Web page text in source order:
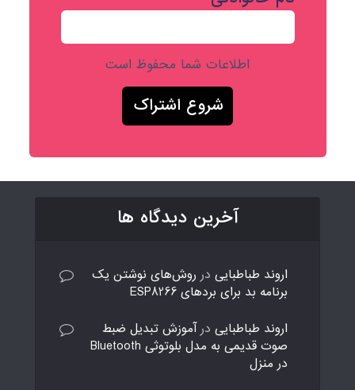
اطلاعات شما محفوظ است
آخرین دیدگاه ها
اروند طباطبایی در روش‌های نوشتن یک
برنامه بد برای بردهای ESP8266
اروند طباطبایی درآموزش تبدیل ضبط
صوت قدیمی به مدل بلوتوثی Bluetooth
در منزل